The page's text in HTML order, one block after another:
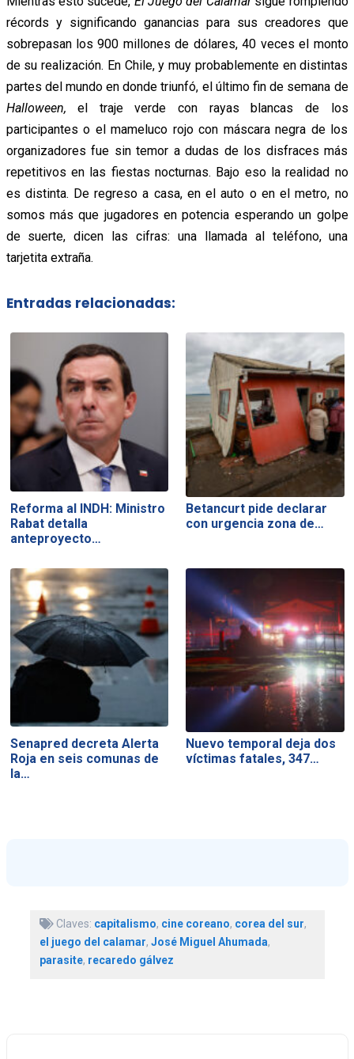
récords y significando ganancias para sus creadores que
sobrepasan los 900 millones de dólares, 40 veces el monto
de su realización. En Chile, y muy probablemente en distintas
partes del mundo en donde triunfó, el último fin de semana de
Halloween,el traje verde con rayas blancas de los
participantes o el mameluco rojo con máscara negra de los
organizadores fue sin temor a dudas de los disfraces más
repetitivos en las fiestas nocturnas. Bajo eso la realidad no
es distinta. De regreso a casa, en el auto o en el metro, no
somos más que jugadores en potencia esperando un golpe
de suerte, dicen las cifras: una llamada al teléfono, una
tarjetita extraña.
Entradas relacionadas:
Reforma al INDH: Ministro
Rabat detalla
anteproyecto…
Betancurt pide declarar
con urgencia zona de…
Senapred decreta Alerta
Roja en seis comunas de
la…
Nuevo temporal deja dos
víctimas fatales, 347…
Claves: capitalismo, cine coreano, corea del sur,
el juego del calamar, José Miguel Ahumada,
parasite, recaredo gálvez